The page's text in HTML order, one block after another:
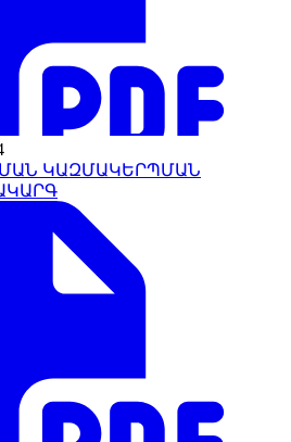
ԿԱԶՄԱԿԵՐՊՄԱՆ